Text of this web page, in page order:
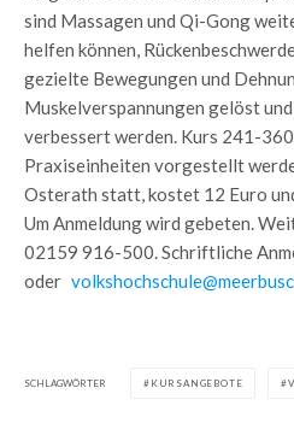
sind Massagen und Qi-Gong
helfen können,
gezielte Bewegungen und
Muskelverspannungen gelöst
verbessert werden. Kurs 241-
Praxiseinheiten vorgestellt
Osterath statt, kostet 12 Euro
Um Anmeldung wird gebeten.
02159 916-500. Schriftliche
oder
SCHLAGWÖRTER KURSANGEBOTE